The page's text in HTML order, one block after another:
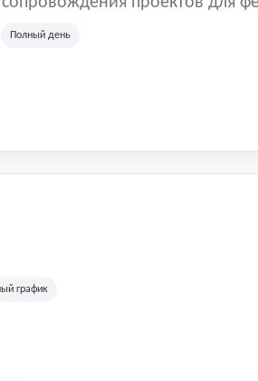
и Беларуси, сотрудничая с
Полный день
график